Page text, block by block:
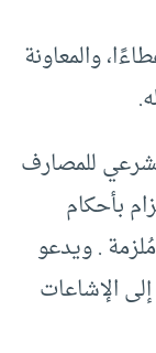
والمعاونة
للمصارف
بأحكام
. ويدعو
الإشاعات